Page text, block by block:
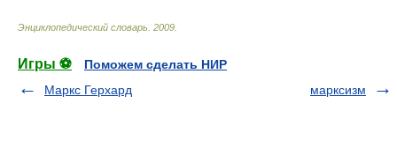
Энциклопедический словарь 2009
Игры ⚽
Поможем сделать НИР
Маркс Герхард
марксизм